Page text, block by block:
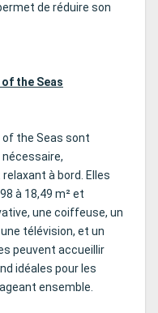
de réduire son
the Seas
of the Seas sont
à bord. Elles
à 18,49 m² et
une coiffeuse, un
télévision, et un
peuvent accueillir
idéales pour les
ensemble.